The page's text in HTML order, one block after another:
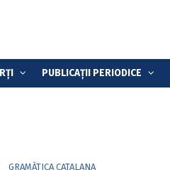
PUBLICAȚII PERIODICE